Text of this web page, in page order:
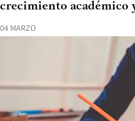
04 MARZO
crecimiento académico